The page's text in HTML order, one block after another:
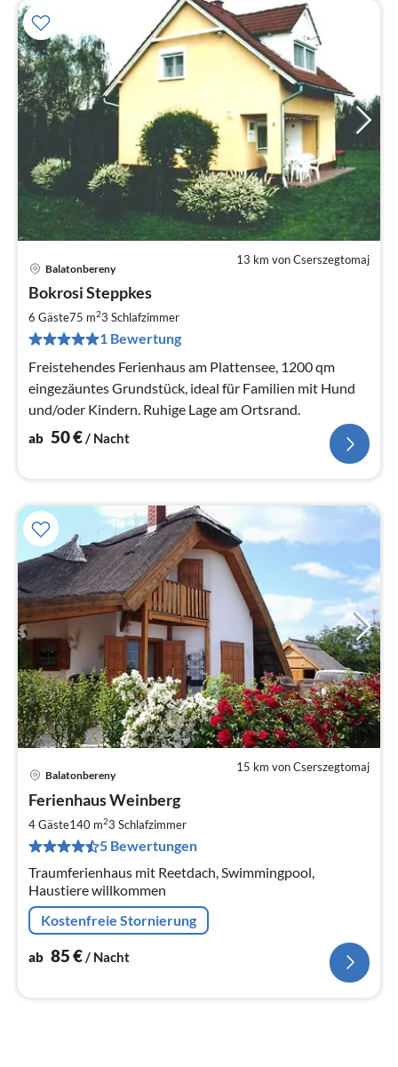
13 km von Cserszegtomaj
Balatonbereny
Bokrosi Steppkes
6 Gäste75 m23 Schlafzimmer
1 Bewertung
Freistehendes Ferienhaus am Plattensee, 1200 qm
eingezäuntes Grundstück, ideal für Familien mit Hund
und/oder Kindern. Ruhige Lage am Ortsrand.
ab 50€/ Nacht
15 km von Cserszegtomaj
Balatonbereny
Ferienhaus Weinberg
4 Gäste140 m23 Schlafzimmer
5 Bewertungen
Traumferienhaus mit Reetdach, Swimmingpool,
Haustiere willkommen
Kostenfreie Stornierung
ab 85€ / Nacht